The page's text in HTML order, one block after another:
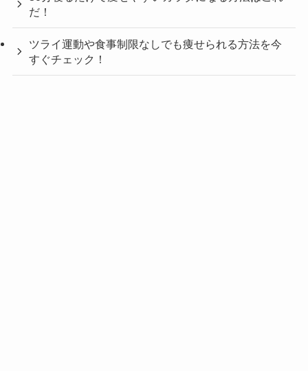
だ！
ツライ運動や食事制限なしでも痩せられる方法を今
すぐチェック！